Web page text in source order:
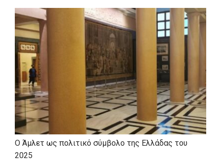
Ο Άμλετ ως πολιτικό σύμβολο της Ελλάδας του
2025